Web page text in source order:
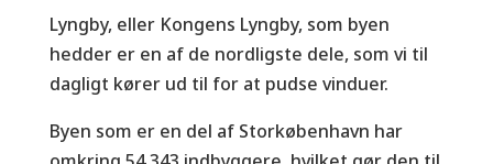
Lyngby, eller Kongens Lyngby, som byen
hedder er en af de nordligste dele, som vi til
dagligt kører ud til for at pudse vinduer.
Byen som er en del af Storkøbenhavn har